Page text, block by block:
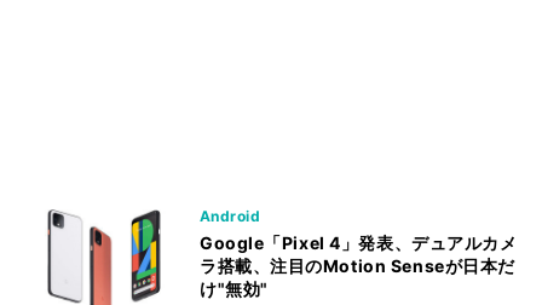
Android
Google「Pixel 4」発表、デュアルカメ
ラ搭載、注目のMotion Senseが日本だ
け"無効"